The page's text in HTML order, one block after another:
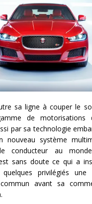
sa ligne à couper le
de motorisations
par sa technologie
nouveau système
conducteur au
sans doute ce qui a
privilégiés une
avant sa